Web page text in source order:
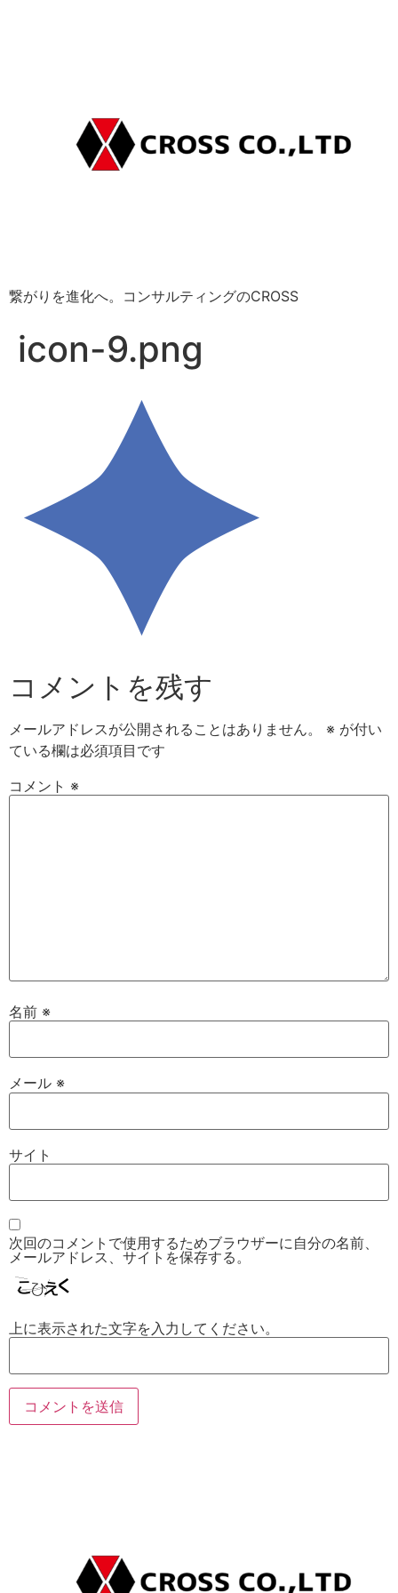
繋がりを進化へ。コンサルティングのCROSS
icon-9.png
コメントを残す
メールアドレスが公開されることはありません。 ※ が付い
ている欄は必須項目です
コメント ※
名前 ※
メール ※
サイト
次回のコメントで使用するためブラウザーに自分の名前、
メールアドレス、サイトを保存する。
上に表示された文字を入力してください。